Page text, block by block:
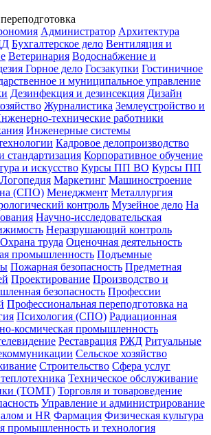
Администратор Архитектура
Бухгалтерское дело Вентиляция и
Ветеринария Водоснабжение и
Горное дело Госзакупки Гостиничное
и муниципальное управление
Дезинфекция и дезинсекция Дизайн
Журналистика Землеустройство и
технические работники
Инженерные системы
Кадровое делопроизводство
стандартизация Корпоративное обучение
и искусство Курсы ПП ВО Курсы ПП
Логопедия Маркетинг Машиностроение
(СПО) Менеджмент Металлургия
контроль Музейное дело На
Научно-исследовательская
Неразрушающий контроль
Охрана труда Оценочная деятельность
промышленность Подъемные
Пожарная безопасность Предметная
Проектирование Производство и
безопасность Профессии
Профессиональная переподготовка на
Психология (СПО) Радиационная
космическая промышленность
Реставрация РЖД Ритуальные
Сельское хозяйство
Строительство Сфера услуг
Техническое обслуживание
(ТОМТ) Торговля и товароведение
Управление и администрирование
и HR Фармация Физическая культура
промышленность и технология